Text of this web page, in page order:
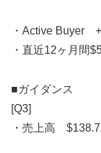
・Active Buyer
・直近12ヶ月間
■ガイダンス
[Q3]
・売上高